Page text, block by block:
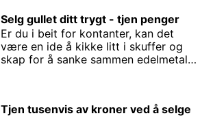
Myntgalleri.
Selg gullet ditt trygt - tjen penger
Er du i beit for kontanter, kan det
være en ide å kikke litt i skuffer og
skap for å sanke sammen edelmetall
Tjen tusenvis av kroner ved å selge